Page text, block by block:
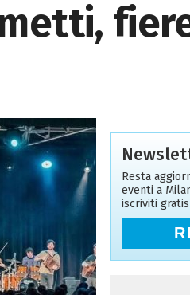
Resta
eventi a
iscriviti